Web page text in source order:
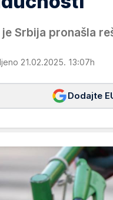
je Srbija pronašla
21.02.2025. 13:07h
Dodajte